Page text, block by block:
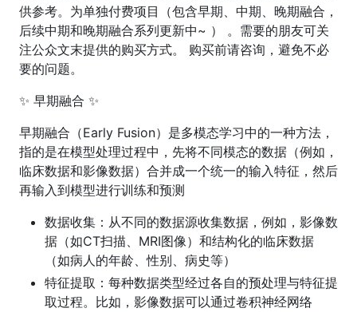
供参考。为单独付费项目（包含早期、中期、晚期融合，
后续中期和晚期融合系列更新中~ ） 。需要的朋友可关
注公众文末提供的购买方式。 购买前请咨询，避免不必
要的问题。
✨ 早期融合 ✨
早期融合（Early Fusion）是多模态学习中的一种方法，
指的是在模型处理过程中，先将不同模态的数据（例如，
临床数据和影像数据）合并成一个统一的输入特征，然后
再输入到模型进行训练和预测
数据收集：从不同的数据源收集数据，例如，影像数
据（如CT扫描、MRI图像）和结构化的临床数据
（如病人的年龄、性别、病史等）
特征提取：每种数据类型经过各自的预处理与特征提
取过程。比如，影像数据可以通过卷积神经网络